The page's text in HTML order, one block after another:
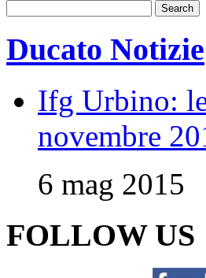
Ducato Notizie
Ifg Urbino:
novembre
6 mag 2015
FOLLOW US